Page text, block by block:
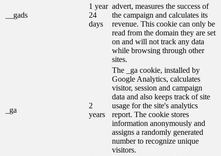
__gads
1 year
24
days
advert, measures the success of
the campaign and calculates its
revenue. This cookie can only be
read from the domain they are set
on and will not track any data
while browsing through other
sites.
_ga
2
years
The _ga cookie, installed by
Google Analytics, calculates
visitor, session and campaign
data and also keeps track of site
usage for the site's analytics
report. The cookie stores
information anonymously and
assigns a randomly generated
number to recognize unique
visitors.